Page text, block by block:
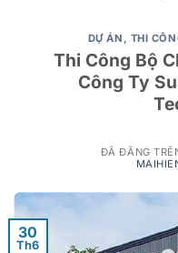
DỰ ÁN , THI
Thi Công Bộ
Công Ty
ĐÃ ĐĂNG
30
Th6